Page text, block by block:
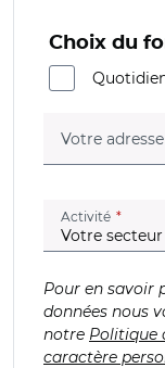
Choix du
Votre
Activité
Pour en savoir
données nous
notre Politique
caractère